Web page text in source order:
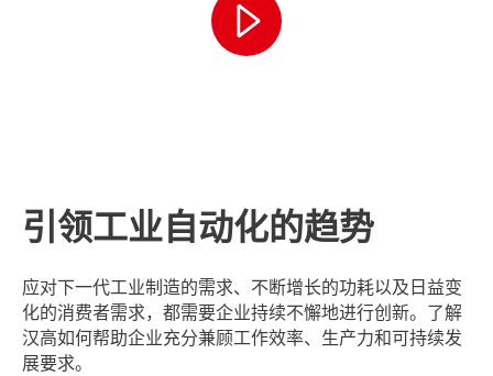
引领工业自动化的趋势
应对下一代工业制造的需求、不断增长的功耗以及日益变
化的消费者需求，都需要企业持续不懈地进行创新。了解
汉高如何帮助企业充分兼顾工作效率、生产力和可持续发
展要求。